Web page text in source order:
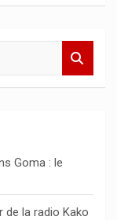
Goma : le
de la radio Kako